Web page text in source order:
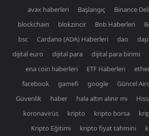
avax haberleri
Başlangıç Binance
blockchain
blokzincir Bnb Haberleri
bsc
Cardano (ADA) Haberleri dao
dijital euro
dijital para dijital para birimi
ena coin haberleri
ETF Haberleri
facebook
gamefi google
Güncel
Güvenlik
haber hala altın alınır mı
koronavirüs
kripto kripto borsa
Kripto Eğitimi
kripto fiyat tahmini